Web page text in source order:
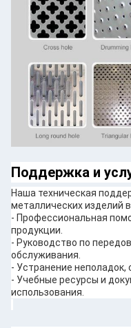
Поддержка и
Наша техническая
металлических изделий
- Профессиональная
продукции.
- Руководство по
обслуживания.
- Устранение неполадок,
- Учебные ресурсы и
использования.